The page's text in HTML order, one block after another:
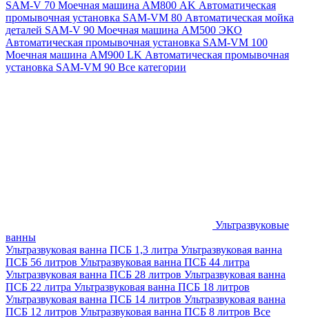
SAM-V 70 Моечная машина АМ800 AK Автоматическая
промывочная установка SAM-VM 80 Автоматическая мойка
деталей SAM-V 90 Моечная машина АМ500 ЭКО
Автоматическая промывочная установка SAM-VM 100
Моечная машина AM900 LK Автоматическая промывочная
установка SAM-VM 90 Все категории
Ультразвуковые
ванны
Ультразвуковая ванна ПСБ 1,3 литра Ультразвуковая ванна
ПСБ 56 литров Ультразвуковая ванна ПСБ 44 литра
Ультразвуковая ванна ПСБ 28 литров Ультразвуковая ванна
ПСБ 22 литра Ультразвуковая ванна ПСБ 18 литров
Ультразвуковая ванна ПСБ 14 литров Ультразвуковая ванна
ПСБ 12 литров Ультразвуковая ванна ПСБ 8 литров Все